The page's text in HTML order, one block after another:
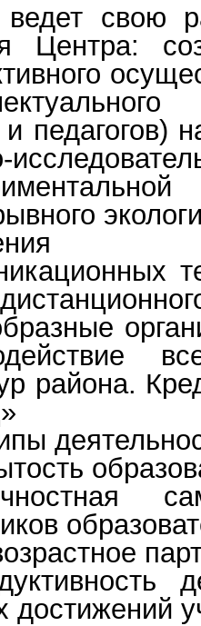
ведет свою
Центра:
педагогов)
района.
достижений